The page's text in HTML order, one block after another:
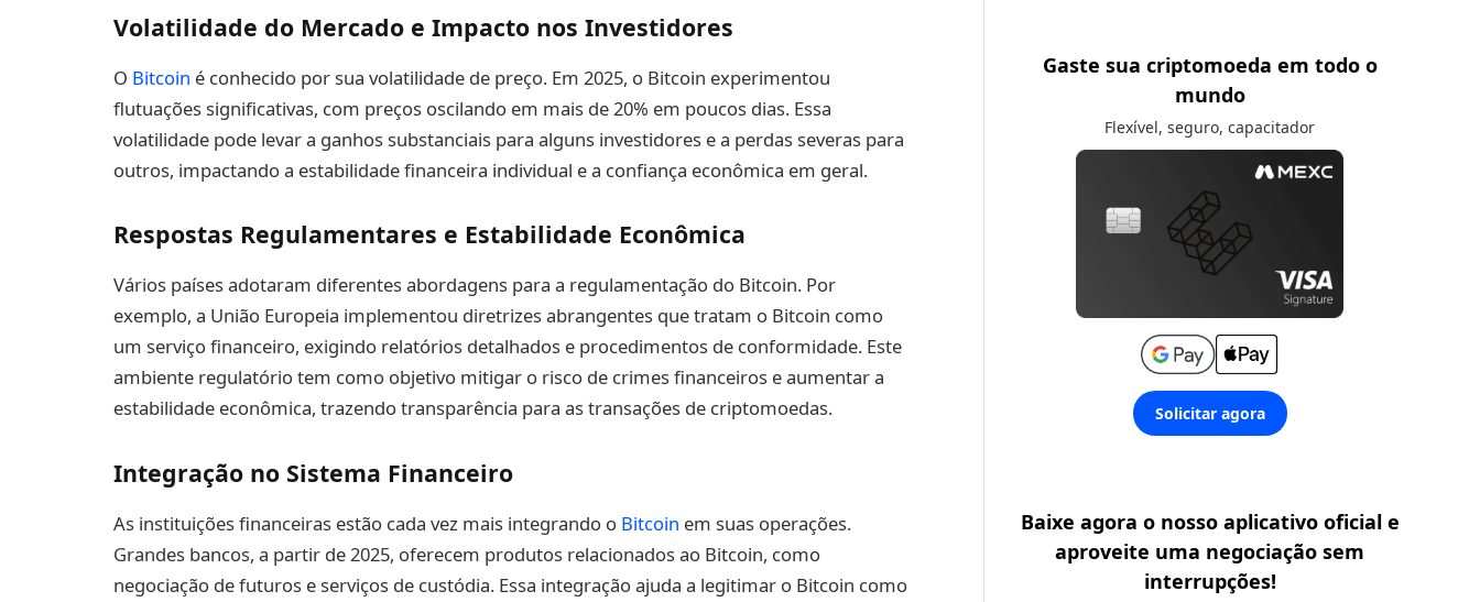
Volatilidade do Mercado e Impacto nos Investidores
O Bitcoin é conhecido por sua volatilidade de preço. Em 2025, o Bitcoin experimentou
flutuações significativas, com preços oscilando em mais de 20% em poucos dias. Essa
volatilidade pode levar a ganhos substanciais para alguns investidores e a perdas severas para
outros, impactando a estabilidade financeira individual e a confiança econômica em geral.
Respostas Regulamentares e Estabilidade Econômica
Vários países adotaram diferentes abordagens para a regulamentação do Bitcoin. Por
exemplo, a União Europeia implementou diretrizes abrangentes que tratam o Bitcoin como
um serviço financeiro, exigindo relatórios detalhados e procedimentos de conformidade. Este
ambiente regulatório tem como objetivo mitigar o risco de crimes financeiros e aumentar a
estabilidade econômica, trazendo transparência para as transações de criptomoedas.
Integração no Sistema Financeiro
As instituições financeiras estão cada vez mais integrando o Bitcoin em suas operações.
Grandes bancos, a partir de 2025, oferecem produtos relacionados ao Bitcoin, como
negociação de futuros e serviços de custódia. Essa integração ajuda a legitimar o Bitcoin como
Gaste sua criptomoeda em todo o
mundo
Flexível, seguro, capacitador
Solicitar agora
Baixe agora o nosso aplicativo oficial e
aproveite uma negociação sem
interrupções!